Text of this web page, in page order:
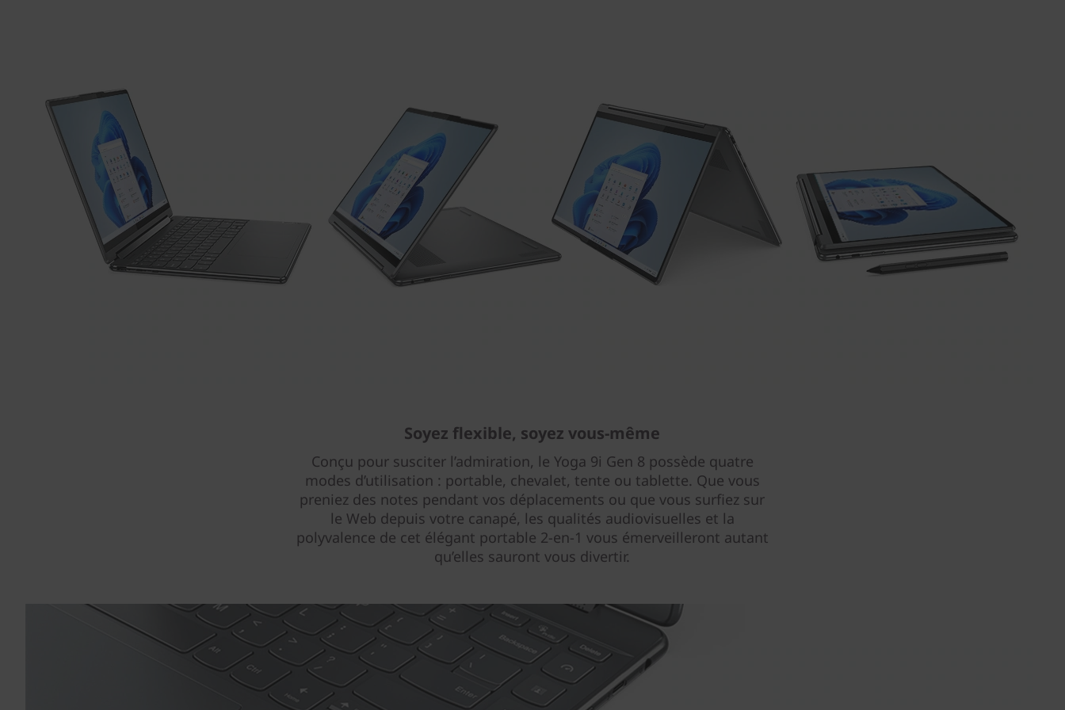
Soyez flexible, soyez vous-même
Conçu pour susciter l’admiration, le Yoga 9i Gen 8 possède quatre
modes d’utilisation : portable, chevalet, tente ou tablette. Que vous
preniez des notes pendant vos déplacements ou que vous surfiez sur
le Web depuis votre canapé, les qualités audiovisuelles et la
polyvalence de cet élégant portable 2-en-1 vous émerveilleront autant
qu’elles sauront vous divertir.